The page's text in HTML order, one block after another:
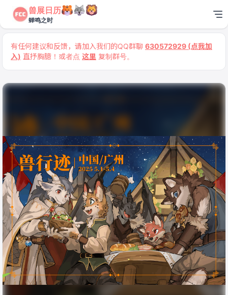
兽展日历
蝉鸣之时
有任何建议和反馈，请加入我们的QQ群聊 630572929 (点我加
入) 直抒胸臆！或者点 这里 复制群号。